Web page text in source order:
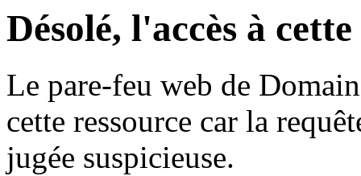
Désolé, l'accès à
Le pare-feu web de
cette ressource car la
jugée suspicieuse.